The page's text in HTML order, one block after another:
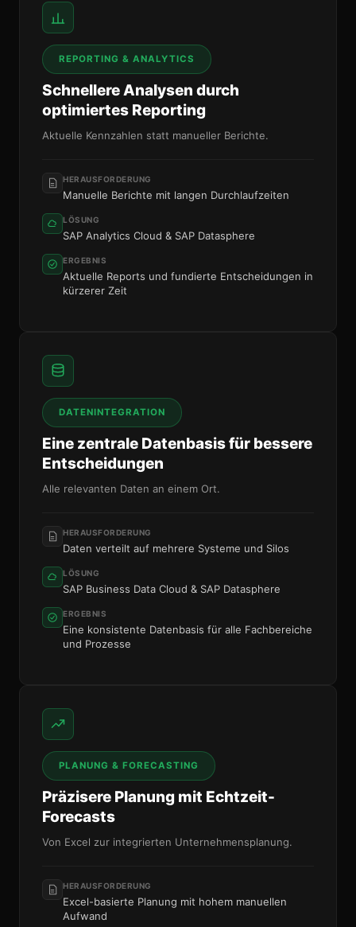
REPORTING & ANALYTICS
Schnellere Analysen durch
optimiertes Reporting
Aktuelle Kennzahlen statt manueller Berichte.
HERAUSFORDERUNG
Manuelle Berichte mit langen Durchlaufzeiten
LÖSUNG
SAP Analytics Cloud & SAP Datasphere
ERGEBNIS
Aktuelle Reports und fundierte Entscheidungen in
kürzerer Zeit
DATENINTEGRATION
Eine zentrale Datenbasis für bessere
Entscheidungen
Alle relevanten Daten an einem Ort.
HERAUSFORDERUNG
Daten verteilt auf mehrere Systeme und Silos
LÖSUNG
SAP Business Data Cloud & SAP Datasphere
ERGEBNIS
Eine konsistente Datenbasis für alle Fachbereiche
und Prozesse
PLANUNG & FORECASTING
Präzisere Planung mit Echtzeit-
Forecasts
Von Excel zur integrierten Unternehmensplanung.
HERAUSFORDERUNG
Excel-basierte Planung mit hohem manuellen
Aufwand